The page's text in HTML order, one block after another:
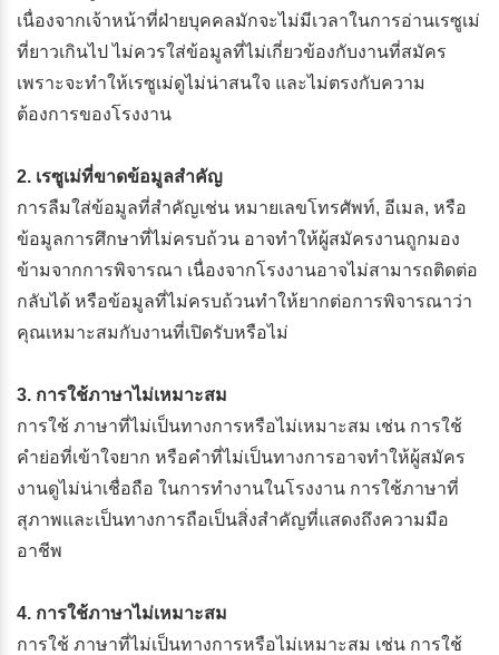
เนื่องจากเจ้าหน้าที่ฝ่ายบุคคลมักจะไม่มีเวลาในการอ่านเรซูเม่
ที่ยาวเกินไป ไม่ควรใส่ข้อมูลที่ไม่เกี่ยวข้องกับงานที่สมัคร
เพราะจะทำให้เรซูเม่ดูไม่น่าสนใจ และไม่ตรงกับความ
ต้องการของโรงงาน
2. เรซูเม่ที่ขาดข้อมูลสำคัญ
การลืมใส่ข้อมูลที่สำคัญเช่น หมายเลขโทรศัพท์, อีเมล, หรือ
ข้อมูลการศึกษาที่ไม่ครบถ้วน อาจทำให้ผู้สมัครงานถูกมอง
ข้ามจากการพิจารณา เนื่องจากโรงงานอาจไม่สามารถติดต่อ
กลับได้ หรือข้อมูลที่ไม่ครบถ้วนทำให้ยากต่อการพิจารณาว่า
คุณเหมาะสมกับงานที่เปิดรับหรือไม่
3. การใช้ภาษาไม่เหมาะสม
การใช้ ภาษาที่ไม่เป็นทางการหรือไม่เหมาะสม เช่น การใช้
คำย่อที่เข้าใจยาก หรือคำที่ไม่เป็นทางการอาจทำให้ผู้สมัคร
งานดูไม่น่าเชื่อถือ ในการทำงานในโรงงาน การใช้ภาษาที่
สุภาพและเป็นทางการถือเป็นสิ่งสำคัญที่แสดงถึงความมือ
อาชีพ
4. การใช้ภาษาไม่เหมาะสม
การใช้ ภาษาที่ไม่เป็นทางการหรือไม่เหมาะสม เช่น การใช้